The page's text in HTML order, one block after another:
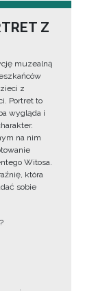
Z
muzealną
z
Portret to
wygląda i
na nim
Witosa.
która
sobie